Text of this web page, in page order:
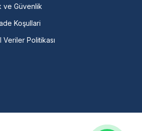
ve Güvenlik
Koşullari
Veriler Politikası